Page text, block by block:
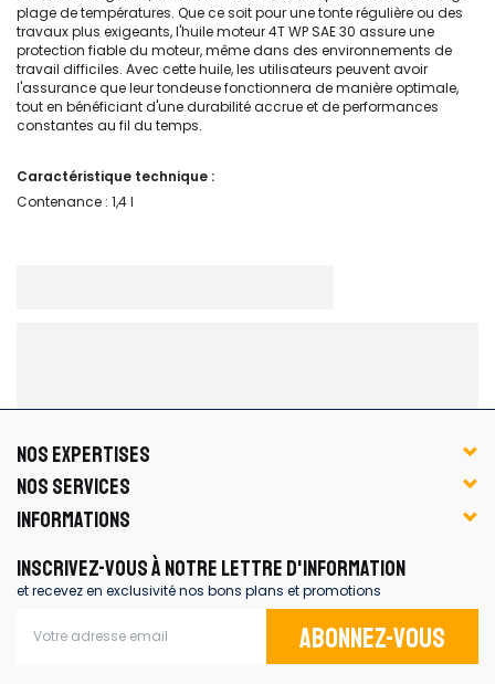
plage de températures. Que ce soit pour une tonte régulière ou des
travaux plus exigeants, l'huile moteur 4T WP SAE 30 assure une
protection fiable du moteur, même dans des environnements de
travail difficiles. Avec cette huile, les utilisateurs peuvent avoir
l'assurance que leur tondeuse fonctionnera de manière optimale,
tout en bénéficiant d'une durabilité accrue et de performances
constantes au fil du temps.
Caractéristique technique :
Contenance : 1,4 l
NOS EXPERTISES
NOS SERVICES
INFORMATIONS
INSCRIVEZ-VOUS À NOTRE LETTRE D'INFORMATION
et recevez en exclusivité nos bons plans et promotions
Abonnez-vous